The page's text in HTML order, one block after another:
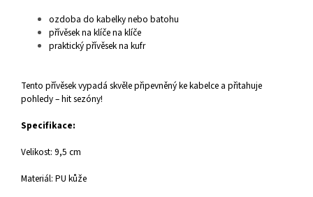
ozdoba do kabelky nebo batohu
přívěsek na klíče na klíče
praktický přívěsek na kufr
Tento přívěsek vypadá skvěle připevněný ke kabelce a přitahuje
pohledy – hit sezóny!
Specifikace:
Velikost: 9,5 cm
Materiál: PU kůže